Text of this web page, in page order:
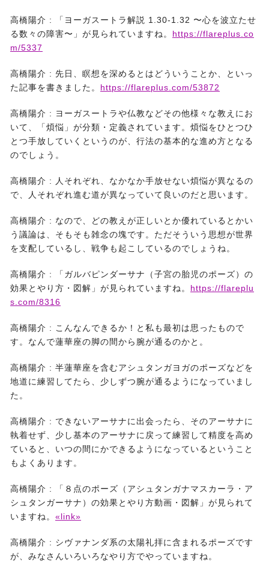
高橋陽介 :
「ヨーガスートラ解説 1.30-1.32 〜心を波立たせ
る数々の障害〜」が見られていますね。 https://flareplus.co
m/5337
高橋陽介 : 先日、瞑想を深めるとはどういうことか、といっ
た記事を書きました。 https://flareplus.com/53872
高橋陽介 : ヨーガスートラや仏教などその他様々な教えにお
いて、「煩悩」が分類・定義されています。煩悩をひとつひ
とつ手放していくというのが、行法の基本的な進め方となる
のでしょう。
高橋陽介 : 人それぞれ、なかなか手放せない煩悩が異なるの
で、人それぞれ進む道が異なっていて良いのだと思います。
高橋陽介 : なので、どの教えが正しいとか優れているとかい
う議論は、そもそも雑念の塊です。ただそういう思想が世界
を支配しているし、戦争も起こしているのでしょうね。
高橋陽介 :
「ガルバピンダーサナ（子宮の胎児のポーズ）の
効果とやり方・図解」が見られていますね。 https://flareplu
s.com/8316
高橋陽介 : こんなんできるか！と私も最初は思ったもので
す。なんで蓮華座の脚の間から腕が通るのかと。
高橋陽介 : 半蓮華座を含むアシュタンガヨガのポーズなどを
地道に練習してたら、少しずつ腕が通るようになっていまし
た。
高橋陽介 : できないアーサナに出会ったら、そのアーサナに
執着せず、少し基本のアーサナに戻って練習して精度を高め
ていると、いつの間にかできるようになっているということ
もよくあります。
高橋陽介 :
「８点のポーズ（アシュタンガナマスカーラ・ア
シュタンガーサナ）の効果とやり方動画・図解」が見られて
いますね。 «link»
高橋陽介 : シヴァナンダ系の太陽礼拝に含まれるポーズです
が、みなさんいろいろなやり方でやっていますね。